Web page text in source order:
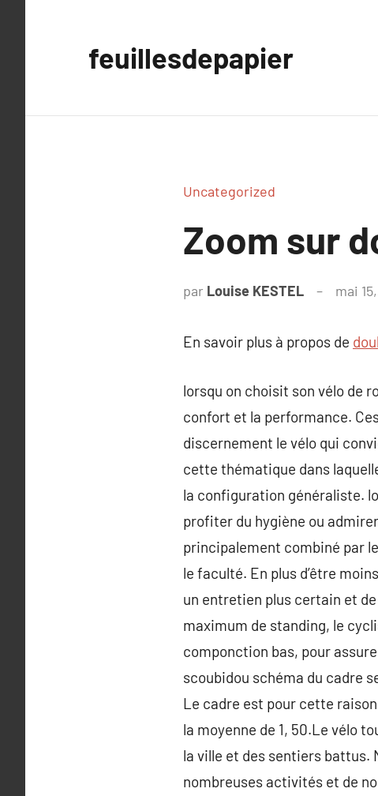
feuillesdepapier
Uncategorized
Zoom sur
par Louise KESTEL mai
En savoir plus à propos de
lorsqu on choisit son vélo de
confort et la performance.
discernement le vélo qui
cette thématique dans
la configuration généraliste.
profiter du hygiène ou
principalement combiné par
le faculté. En plus d’être
un entretien plus certain et
maximum de standing, le
componction bas, pour
scoubidou schéma du cadre
Le cadre est pour cette
la moyenne de 1, 50.Le vélo
la ville et des sentiers battus.
nombreuses activités et de